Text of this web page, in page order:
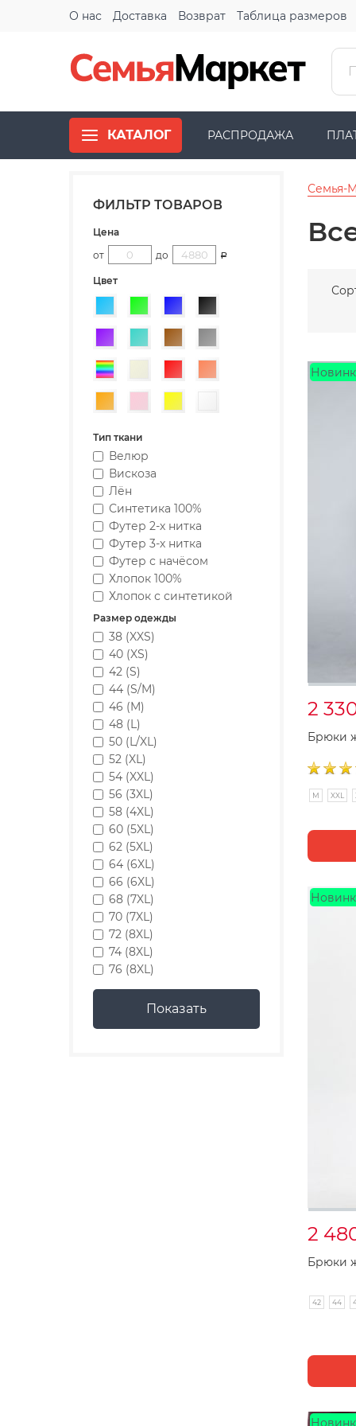
О нас Доставка Возврат Таблица размеров
КАТАЛОГ РАСПРОДАЖА
ФИЛЬТР ТОВАРОВ
Цена
от
до Р
Цвет
ГолубойЗеленыйСиний
ФиолетовыйБирюзовыйКоричневый
Разноцветный
БежевыйКрасный
Оранжевый
Розовый
Тип ткани
Велюр
Вискоза
Лён
Синтетика 100%
Футер 2-х нитка
Футер 3-х нитка
Футер с начёсом
Хлопок 100%
Хлопок с синтетикой
Размер одежды
38 (XXS)
40 (XS)
42 (S)
44 (S/M)
46 (M)
48 (L)
50 (L/XL)
52 (XL)
54 (XXL)
56 (3XL)
58 (4XL)
60 (5XL)
62 (5XL)
64 (6XL)
66 (6XL)
68 (7XL)
70 (7XL)
72 (8XL)
74 (8XL)
76 (8XL)
Семья-
2
Брюки
M XXL
2
Брюки
42 44